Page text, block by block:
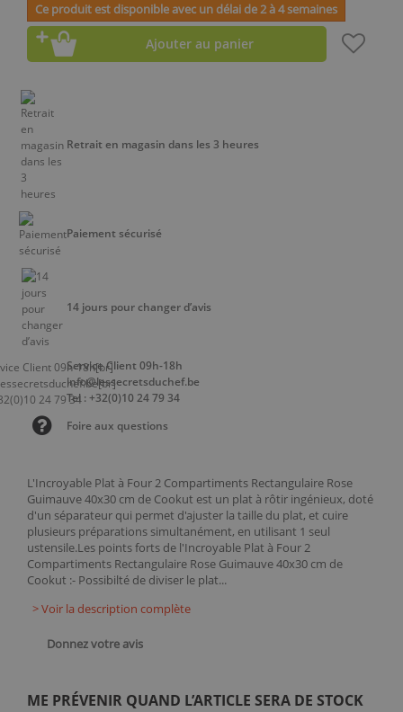
L'Incroyable Plat à Four 2 Compartiments Rectangulaire Rose
Guimauve 40x30 cm de Cookut est un plat à rôtir ingénieux, doté
d'un séparateur qui permet d'ajuster la taille du plat, et cuire
plusieurs préparations simultanément, en utilisant 1 seul
ustensile.Les points forts de l'Incroyable Plat à Four 2
Compartiments Rectangulaire Rose Guimauve 40x30 cm de
Cookut :- Possibilté de diviser le plat...
> Voir la description complète
Donnez votre avis
ME PRÉVENIR QUAND L’ARTICLE SERA DE STOCK
Ce produit est disponible avec un délai de 2 à 4 semaines
Ajouter au panier
Retrait en magasin dans les 3 heures
Paiement sécurisé
14 jours pour changer d’avis
Service Client 09h-18h
info@lessecretsduchef.be
Tel : +32(0)10 24 79 34
Foire aux questions